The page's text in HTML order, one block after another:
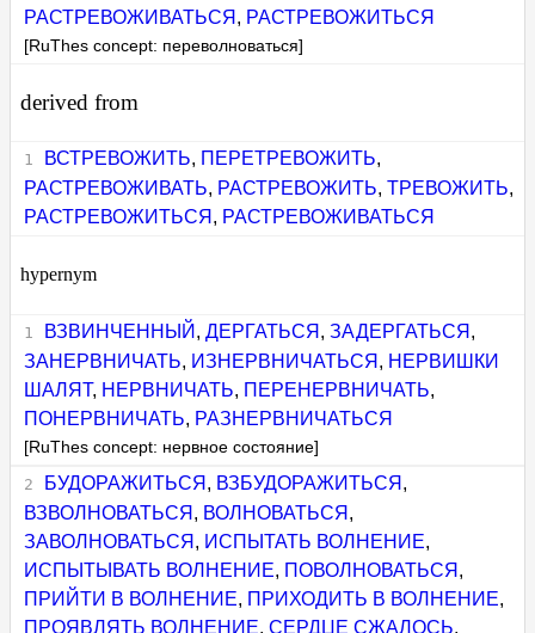
РАСТРЕВОЖИВАТЬСЯ , РАСТРЕВОЖИТЬСЯ
[RuThes concept: переволноваться]
derived from
ВСТРЕВОЖИТЬ, ПЕРЕТРЕВОЖИТЬ,
РАСТРЕВОЖИВАТЬ, РАСТРЕВОЖИТЬ,ТРЕВОЖИТЬ,
РАСТРЕВОЖИТЬСЯ , РАСТРЕВОЖИВАТЬСЯ
hypernym
ВЗВИНЧЕННЫЙ , ДЕРГАТЬСЯ , ЗАДЕРГАТЬСЯ ,
ЗАНЕРВНИЧАТЬ, ИЗНЕРВНИЧАТЬСЯ , НЕРВИШКИ
ШАЛЯТ, НЕРВНИЧАТЬ, ПЕРЕНЕРВНИЧАТЬ,
ПОНЕРВНИЧАТЬ, РАЗНЕРВНИЧАТЬСЯ
[RuThes concept: нервное состояние]
БУДОРАЖИТЬСЯ , ВЗБУДОРАЖИТЬСЯ ,
ВЗВОЛНОВАТЬСЯ , ВОЛНОВАТЬСЯ ,
ЗАВОЛНОВАТЬСЯ , ИСПЫТАТЬ ВОЛНЕНИЕ,
ИСПЫТЫВАТЬ ВОЛНЕНИЕ, ПОВОЛНОВАТЬСЯ ,
ПРИЙТИ В ВОЛНЕНИЕ, ПРИХОДИТЬ В ВОЛНЕНИЕ,
ПРОЯВЛЯТЬ ВОЛНЕНИЕ,СЕРДЦЕ СЖАЛОСЬ,